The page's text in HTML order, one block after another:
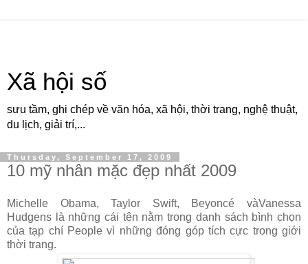
Xã hội số
sưu tầm, ghi chép về văn hóa, xã hội, thời trang, nghệ thuật,
du lịch, giải trí,...
Thursday, September 17, 2009
10 mỹ nhân mặc đẹp nhất 2009
Michelle Obama, Taylor Swift, Beyoncé vàVanessa
Hudgens là những cái tên nằm trong danh sách bình chọn
của tạp chí People vì những đóng góp tích cực trong giới
thời trang.